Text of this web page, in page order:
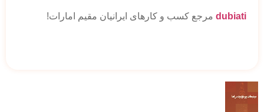
dubiati مرجع کسب و کارهای ایرانیان مقیم امارات!